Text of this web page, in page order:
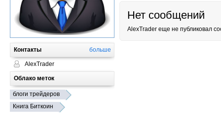
Контакты больше
AlexTrader
Облако меток
блоги трейдеров
Книга Биткоин
Нет сообщений
AlexTrader еще не публиковал